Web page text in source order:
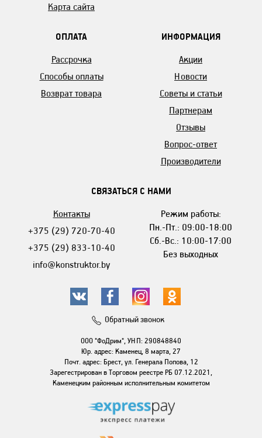
Карта сайта
ОПЛАТА
Рассрочка
Способы оплаты
Возврат товара
ИНФОРМАЦИЯ
Акции
Новости
Советы и статьи
Партнерам
Отзывы
Вопрос-ответ
Производители
СВЯЗАТЬСЯ С НАМИ
Контакты
+375 (29) 720-70-40
+375 (29) 833-10-40
info@konstruktor.by
Режим работы:
Пн.-Пт.: 09:00-18:00
Сб.-Вс.: 10:00-17:00
Без выходных
Обратный звонок
ООО "ФоДрим", УНП: 290848840
Юр. адрес: Каменец, 8 марта, 27
Почт. адрес: Брест, ул. Генерала Попова, 12
Зарегестрирован в Торговом реестре РБ 07.12.2021,
Каменецким районным исполнительным комитетом